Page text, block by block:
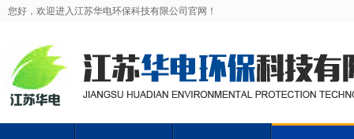
您好，欢迎进入江苏华电环保科技有限公司官网！